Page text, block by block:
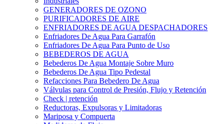
GENERADORES DE OZONO
PURIFICADORES DE AIRE
ENFRIADORES DE AGUA DESPACHADORES
Enfriadores De Agua Para Garrafón
Enfriadores De Agua Para Punto de Uso
BEBEDEROS DE AGUA
Bebederos De Agua Montaje Sobre Muro
Bebederos De Agua Tipo Pedestal
Refacciones Para Bebedero De Agua
Válvulas para Control de Presión, Flujo y Retención
Check | retención
Reductoras, Expulsoras y Limitadoras
Mariposa y Compuerta